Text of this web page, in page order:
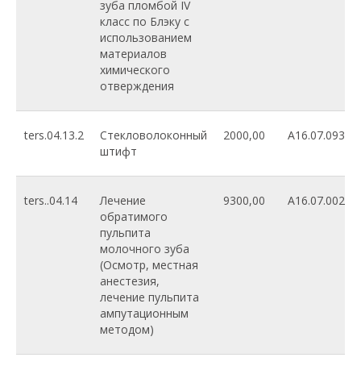
зуба пломбой IV
класс по Блэку с
использованием
материалов
химического
отверждения
ters.04.13.2
Стекловолоконный
штифт
2000,00 A16.07.093
ters..04.14
Лечение
обратимого
пульпита
молочного зуба
(Осмотр, местная
анестезия,
лечение пульпита
ампутационным
методом)
9300,00 A16.07.002